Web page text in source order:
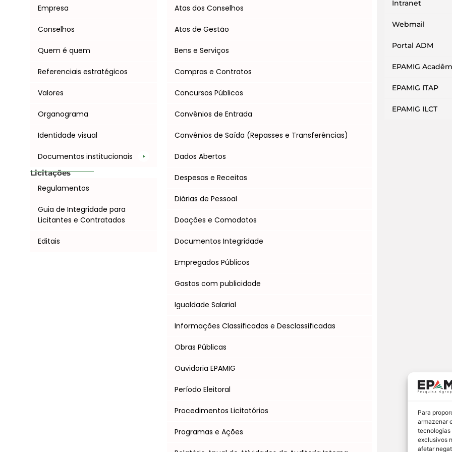
Para
armazenar
tecnologias
exclusivos
afetar
Empresa
Conselhos
Quem é quem
Referenciais estratégicos
Valores
Organograma
Identidade visual
Documentos institucionais
Licitações
Regulamentos
Guia de Integridade para
Licitantes e Contratados
Editais
Atas dos Conselhos
Atos de Gestão
Bens e Serviços
Compras e Contratos
Concursos Públicos
Convênios de Entrada
Convênios de Saída (Repasses e Transferências)
Dados Abertos
Despesas e Receitas
Diárias de Pessoal
Doações e Comodatos
Documentos Integridade
Empregados Públicos
Gastos com publicidade
Igualdade Salarial
Informações Classificadas e Desclassificadas
Obras Públicas
Ouvidoria EPAMIG
Período Eleitoral
Procedimentos Licitatórios
Programas e Ações
Intranet
Webmail
Portal ADM
EPAMIG
EPAMIG ITAP
EPAMIG ILCT